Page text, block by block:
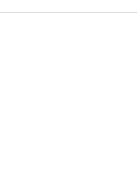
响；<&list>3.